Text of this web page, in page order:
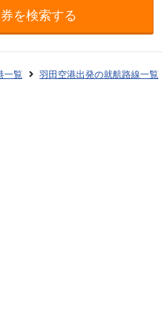
ンクのサービスはありますが、毎回
飲み物があるといいのですが… 客
ました。
を検索する
一覧
羽田空港出発の就航路線一覧